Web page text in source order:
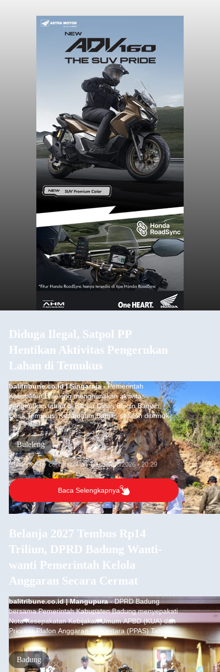
Diduga Ilegal, Satpol PP
Hentikan Aktivitas Pengerukan
Lahan di Temukus
balitribune.co.id I Singaraja -Pemerintah
Kabupaten Buleleng menghentikan aktivitas
pengerukan lahan di Banjar Dinas Bingin Banjah,
Desa Temukus, Kecamatan Banjar, setelah ditemukan
indikasi kegiatan pengambilan material yang tidak
sesuai dengan peruntukan kawasan.
Buleleng
Submitted bycontributoronThu, 08/06/2026 - 20:29
Baca Selengkapnya
Belanja 2027 Tembus Rp14
Triliun, DPRD Badung Wanti-
wanti Pemerintah Kelola
Anggaran Secara Cermat
balitribune.co.id | Mangupura- DPRD Badung
bersama Pemerintah Kabupaten Badung menyepakati
Nota Kesepakatan Kebijakan Umum APBD (KUA) dan
Prioritas Plafon Anggaran Sementara (PPAS) Tahun
Anggaran 2027 dalam rapat paripurna yang digelar di
Gedung DPRD Badung, Kamis (6/8/2026).
Badung